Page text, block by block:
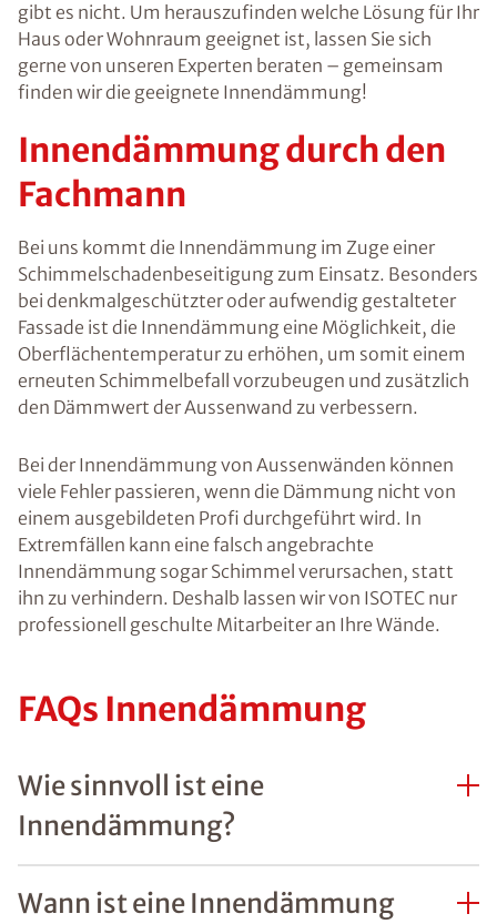
gibt es nicht. Um herauszufinden welche Lösung für Ihr
Haus oder Wohnraum geeignet ist, lassen Sie sich
gerne von unseren Experten beraten – gemeinsam
finden wir die geeignete Innendämmung!
Innendämmung durch den
Fachmann
Bei uns kommt die Innendämmung im Zuge einer
Schimmelschadenbeseitigung zum Einsatz. Besonders
bei denkmalgeschützter oder aufwendig gestalteter
Fassade ist die Innendämmung eine Möglichkeit, die
Oberflächentemperatur zu erhöhen, um somit einem
erneuten Schimmelbefall vorzubeugen und zusätzlich
den Dämmwert der Aussenwand zu verbessern.
Bei der Innendämmung von Aussenwänden können
viele Fehler passieren, wenn die Dämmung nicht von
einem ausgebildeten Profi durchgeführt wird. In
Extremfällen kann eine falsch angebrachte
Innendämmung sogar Schimmel verursachen, statt
ihn zu verhindern. Deshalb lassen wir von ISOTEC nur
professionell geschulte Mitarbeiter an Ihre Wände.
FAQs Innendämmung
Wie sinnvoll ist eine
Innendämmung?
Wann ist eine Innendämmung